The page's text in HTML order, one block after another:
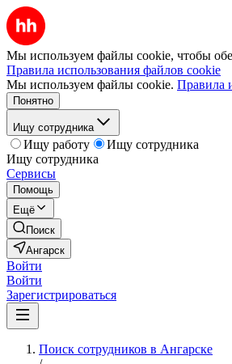
Мы используем файлы cookie, чтобы
Правила использования файлов cookie
Мы используем файлы cookie. Правила
Понятно
Ищу сотрудника
Ищу работу
Ищу сотрудника
Ищу сотрудника
Сервисы
Помощь
Ещё
Поиск
Ангарск
Войти
Войти
Зарегистрироваться
Поиск сотрудников в Ангарске